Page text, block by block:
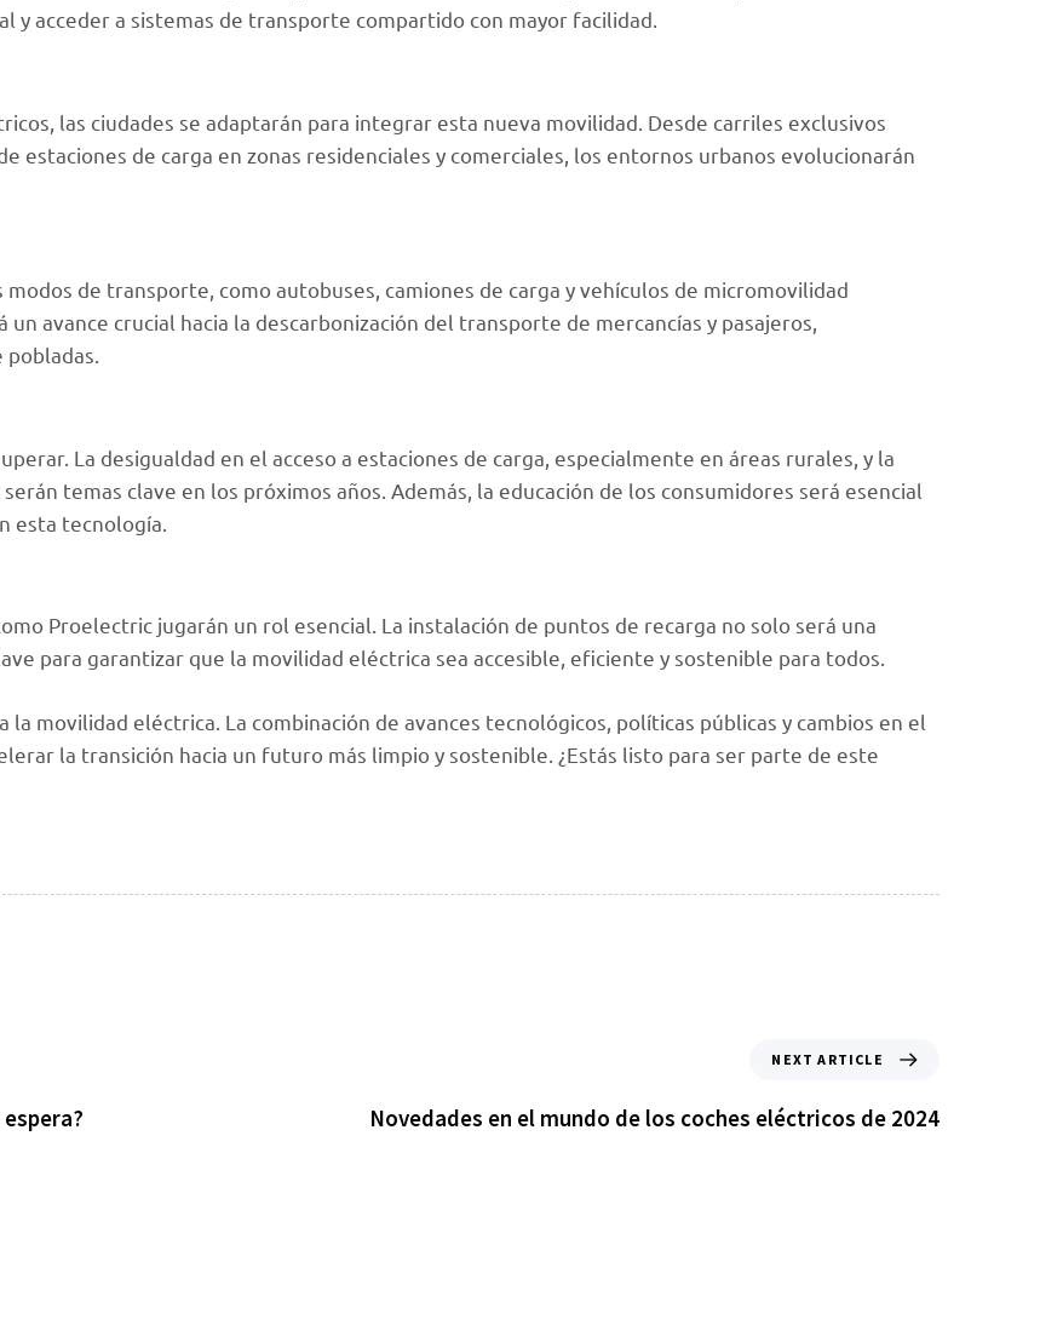
y acceder a sistemas de transporte compartido con mayor facilidad.
las ciudades se adaptarán para integrar esta nueva movilidad. Desde carriles exclusivos
estaciones de carga en zonas residenciales y comerciales, los entornos urbanos evolucionarán
de transporte, como autobuses, camiones de carga y vehículos de micromovilidad
avance crucial hacia la descarbonización del transporte de mercancías y pasajeros,
pobladas.
La desigualdad en el acceso a estaciones de carga, especialmente en áreas rurales, y la
temas clave en los próximos años. Además, la educación de los consumidores será esencial
esta tecnología.
Proelectric jugarán un rol esencial. La instalación de puntos de recarga no solo será una
para garantizar que la movilidad eléctrica sea accesible, eficiente y sostenible para todos.
la movilidad eléctrica. La combinación de avances tecnológicos, políticas públicas y cambios en el
la transición hacia un futuro más limpio y sostenible. ¿Estás listo para ser parte de este
NEXT ARTICLE
Novedades en el mundo de los coches eléctricos de 2024